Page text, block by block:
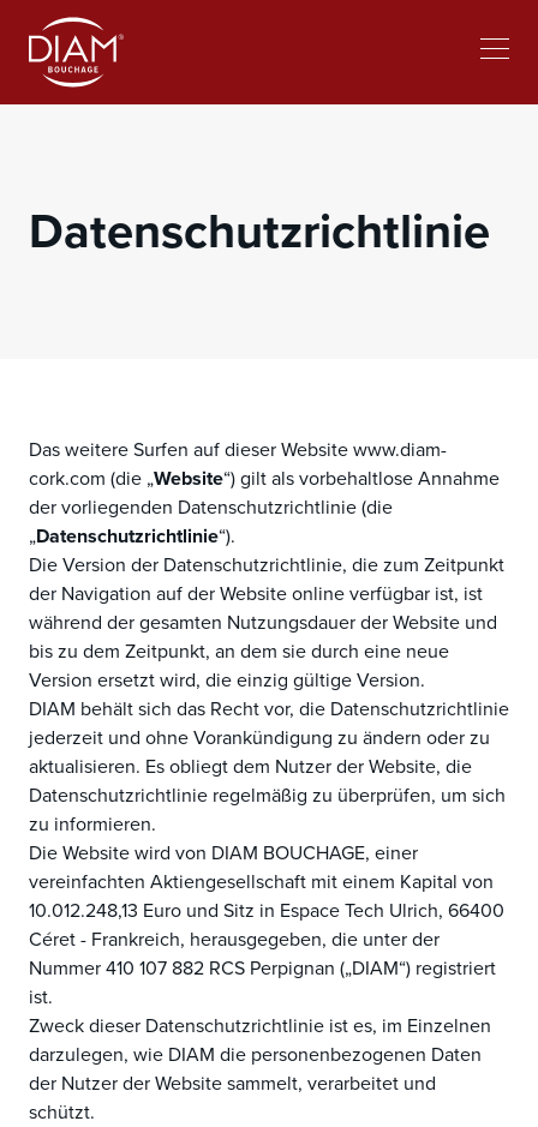
language
Datenschutzrichtlinie
Das weitere Surfen auf dieser Website www.diam-
cork.com (die „Website“) gilt als vorbehaltlose Annahme
der vorliegenden Datenschutzrichtlinie (die
„Datenschutzrichtlinie“).
Die Version der Datenschutzrichtlinie, die zum Zeitpunkt
der Navigation auf der Website online verfügbar ist, ist
während der gesamten Nutzungsdauer der Website und
bis zu dem Zeitpunkt, an dem sie durch eine neue
Version ersetzt wird, die einzig gültige Version.
DIAM behält sich das Recht vor, die Datenschutzrichtlinie
jederzeit und ohne Vorankündigung zu ändern oder zu
aktualisieren. Es obliegt dem Nutzer der Website, die
Datenschutzrichtlinie regelmäßig zu überprüfen, um sich
zu informieren.
Die Website wird von DIAM BOUCHAGE, einer
vereinfachten Aktiengesellschaft mit einem Kapital von
10.012.248,13 Euro und Sitz in Espace Tech Ulrich, 66400
Céret - Frankreich, herausgegeben, die unter der
Nummer 410 107 882 RCS Perpignan („DIAM“) registriert
ist.
Zweck dieser Datenschutzrichtlinie ist es, im Einzelnen
darzulegen, wie DIAM die personenbezogenen Daten
der Nutzer der Website sammelt, verarbeitet und
schützt.